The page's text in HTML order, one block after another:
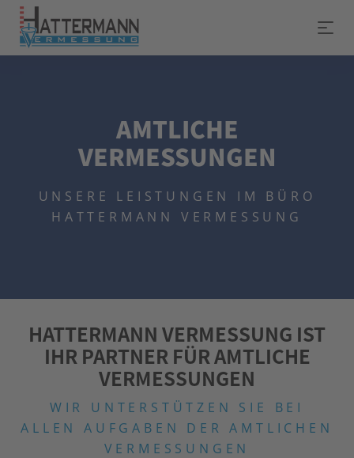
AMTLICHE
VERMESSUNGEN
UNSERE LEISTUNGEN IM BÜRO
HATTERMANN VERMESSUNG
HATTERMANN VERMESSUNG IST
IHR PARTNER FÜR AMTLICHE
VERMESSUNGEN
WIR UNTERSTÜTZEN SIE BEI
ALLEN AUFGABEN DER AMTLICHEN
VERMESSUNGEN